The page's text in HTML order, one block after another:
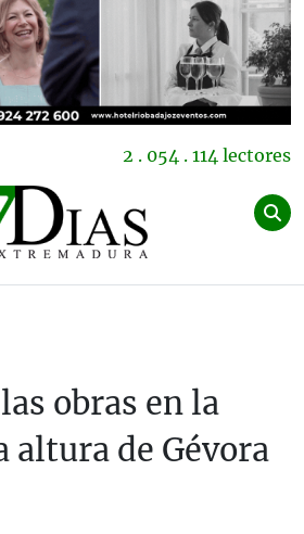
2 . 054 . 114 lectores
obras en la
altura de Gévora